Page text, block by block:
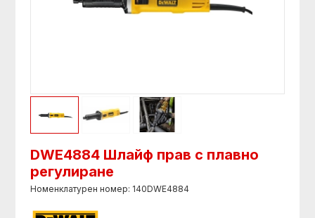
DWE4884 Шлайф прав с плавно
регулиране
Номенклатурен номер: 140DWE4884